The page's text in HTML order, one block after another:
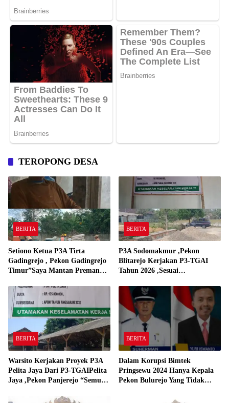
TEROPONG DESA
BERITA
Setiono Ketua P3A Tirta
Gadingrejo , Pekon Gadingrejo
Timur”Saya Mantan Preman
Gadingrejo Tahun 2000″
BERITA
P3A Sodomakmur ,Pekon
Blitarejo Kerjakan P3-TGAI
Tahun 2026 ,Sesuai
BERITA
Warsito Kerjakan Proyek P3A
Pelita Jaya Dari P3-TGAIPelita
Jaya ,Pekon Panjerejo “Semua
BERITA
Dalam Korupsi Bimtek
Pringsewu 2024 Hanya Kepala
Pekon Bulurejo Yang Tidak